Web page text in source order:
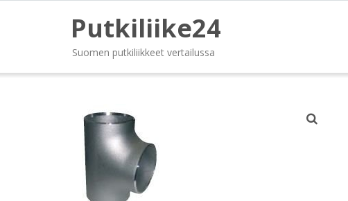
Putkiliike24
Suomen putkiliikkeet vertailussa